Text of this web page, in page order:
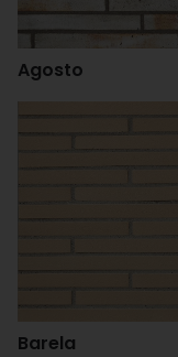
Agosto
Barela